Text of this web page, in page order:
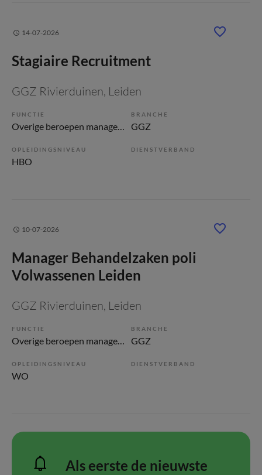
14-07-2026
Stagiaire Recruitment
GGZ Rivierduinen, Leiden
FUNCTIE
Overige beroepen management
BRANCHE
GGZ
OPLEIDINGSNIVEAU
HBO
DIENSTVERBAND
10-07-2026
Manager Behandelzaken poli
Volwassenen Leiden
GGZ Rivierduinen, Leiden
FUNCTIE
Overige beroepen management
BRANCHE
GGZ
OPLEIDINGSNIVEAU
WO
DIENSTVERBAND
Als eerste de nieuwste